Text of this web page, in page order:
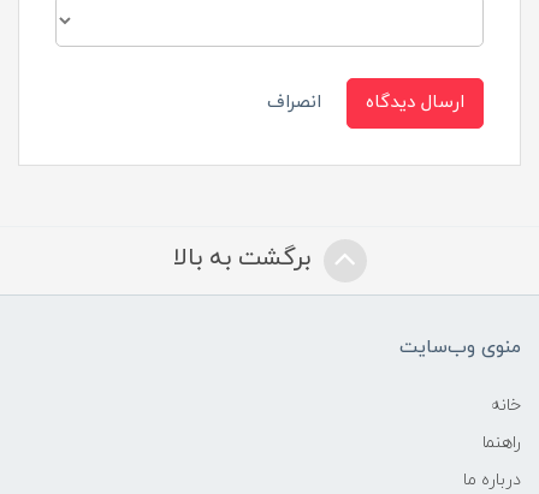
ارسال دیدگاه انصراف
برگشت به بالا
منوی وب‌سایت
خانه
راهنما
درباره ما